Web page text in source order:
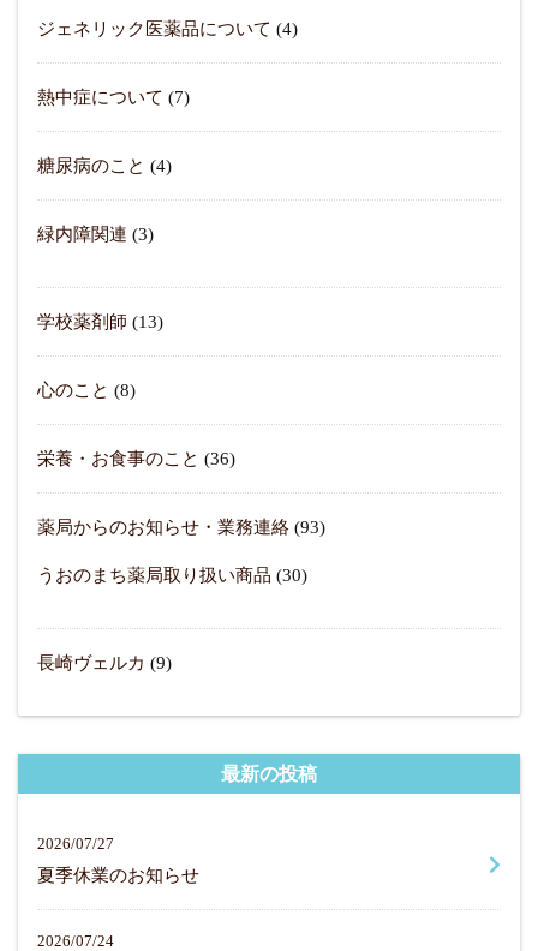
ジェネリック医薬品について (4)
熱中症について (7)
糖尿病のこと (4)
緑内障関連 (3)
学校薬剤師 (13)
心のこと (8)
栄養・お食事のこと (36)
薬局からのお知らせ・業務連絡 (93)
うおのまち薬局取り扱い商品 (30)
長崎ヴェルカ (9)
最新の投稿
2026/07/27
夏季休業のお知らせ
2026/07/24